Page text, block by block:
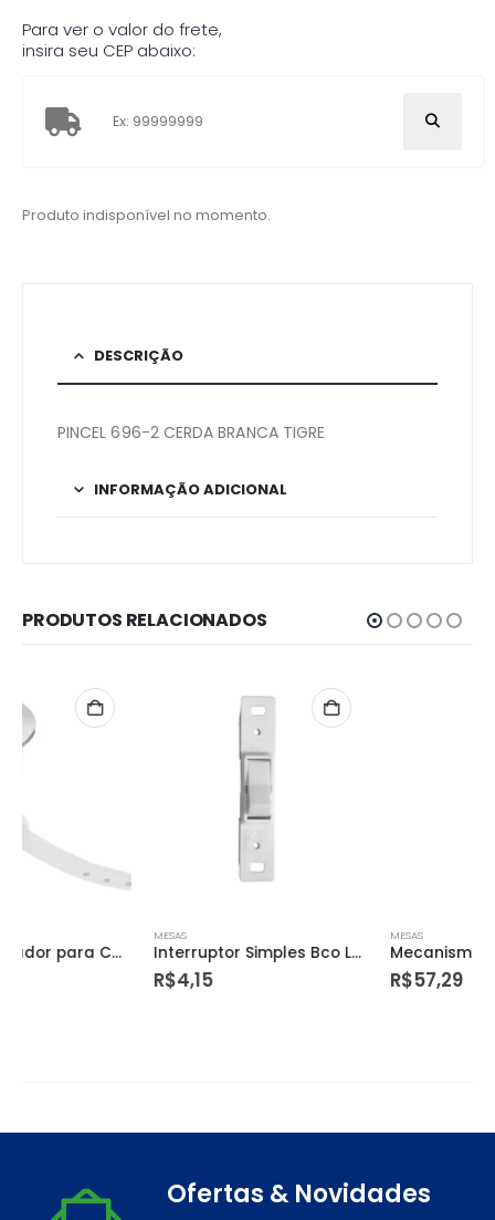
Para ver o valor do frete,
insira seu CEP abaixo:
Produto indisponível no momento.
DESCRIÇÃO
PINCEL 696-2 CERDA BRANCA TIGRE
INFORMAÇÃO ADICIONAL
PRODUTOS RELACIONADOS
Interruptor Simples Bco Lux 10a Mecanismo Entrada Master Flux Universal Censi
Ofertas & Novidades